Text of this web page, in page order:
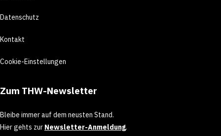
Datenschutz
Kontakt
Cookie-Einstellungen
Zum THW-Newsletter
Bleibe immer auf dem neusten Stand.
Hier gehts zur Newsletter-Anmeldung.